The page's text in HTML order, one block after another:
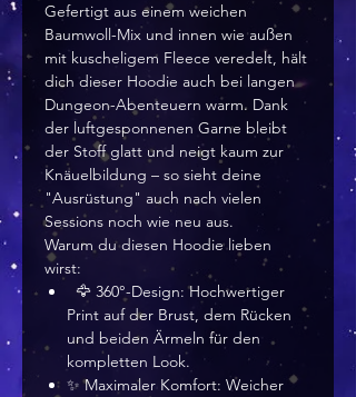
Gefertigt aus einem weichen
Baumwoll-Mix und innen wie außen
mit kuscheligem Fleece veredelt, hält
dich dieser Hoodie auch bei langen
Dungeon-Abenteuern warm. Dank
der luftgesponnenen Garne bleibt
der Stoff glatt und neigt kaum zur
Knäuelbildung – so sieht deine
"Ausrüstung" auch nach vielen
Sessions noch wie neu aus.
Warum du diesen Hoodie lieben
wirst:
🦅 360°-Design: Hochwertiger
Print auf der Brust, dem Rücken
und beiden Ärmeln für den
kompletten Look.
✨ Maximaler Komfort: Weicher